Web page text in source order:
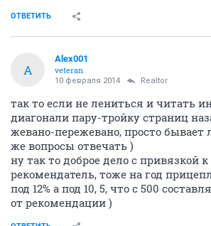
ОТВЕТИТЬ
A
Alex001
veteran
10 февраля 2014 Realtor
так то если не лениться и читать
диагонали пару-тройку страниц
жевано-пережевано, просто бывает
же вопросы отвечать )
ну так то доброе дело с привязкой
рекомендатель, тоже на год
под 12% а под 10, 5, что с 500
от рекомендации )